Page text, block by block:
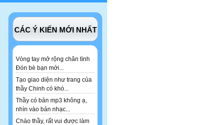
CÁC Ý KIẾN MỚI NHẤT
Vòng tay mở rộng chân tình
Đón bè bạn mới...
Tạo giao diện như trang của
thầy Chinh có khó...
Thầy có bản mp3 không ạ,
nhìn vào bản nhạc...
Chào thầy, rất vui được làm